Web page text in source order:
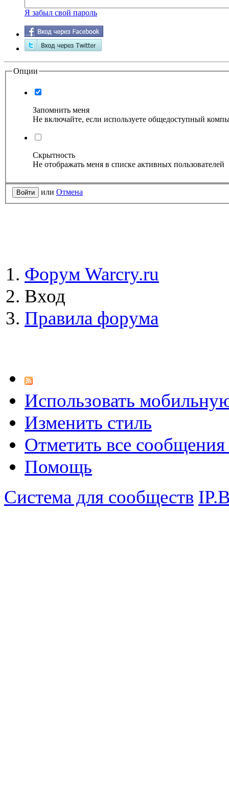
Я забыл свой пароль
Опции
Запомнить меня
Не включайте, если используете общедоступный
Скрытность
Не отображать меня в списке активных пользователей
или Отмена
Форум Warcry.ru
Вход
Правила форума
Использовать
Изменить стиль
Отметить все
Помощь
Система для сообществ